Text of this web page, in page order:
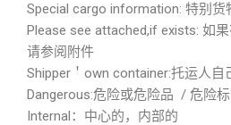
Special cargo information: 特别货
Please see attached,if exists: 如
请参阅附件
Shipper＇own container:托运人自
Dangerous:危险或危险品 / 危险
Internal：中心的，内部的